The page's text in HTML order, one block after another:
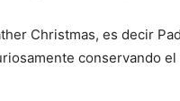
Christmas, es decir
conservando